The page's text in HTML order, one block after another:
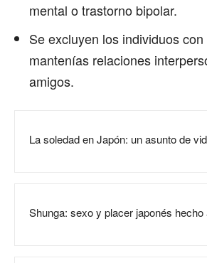
mental o trastorno bipolar.
Se excluyen los individuos
mantenías relaciones
amigos.
La soledad en Japón: un asunto de
Shunga: sexo y placer japonés hecho